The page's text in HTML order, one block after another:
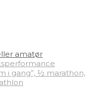
amatør
i gang”, ½ marathon,